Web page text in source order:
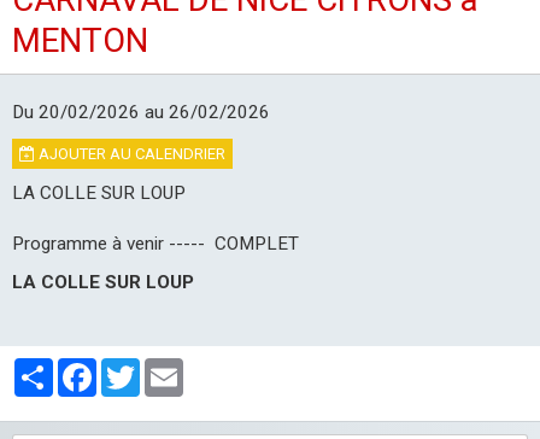
MENTON
Du 20/02/2026 au 26/02/2026
AJOUTER AU CALENDRIER
LA COLLE SUR LOUP
Programme à venir ----- COMPLET
LA COLLE SUR LOUP
PartagerFacebook
Twitter